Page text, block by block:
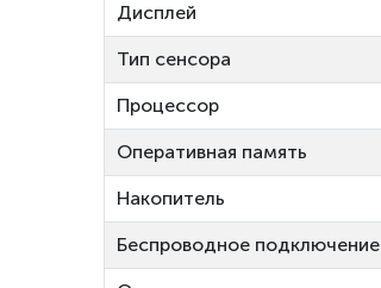
Дисплей
Тип сенсора
Процессор
Оперативная память
Накопитель
Беспроводное подключение